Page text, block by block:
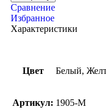
Сравнение
Избранное
Характеристики
Цвет Белый,
Артикул: 1905-M